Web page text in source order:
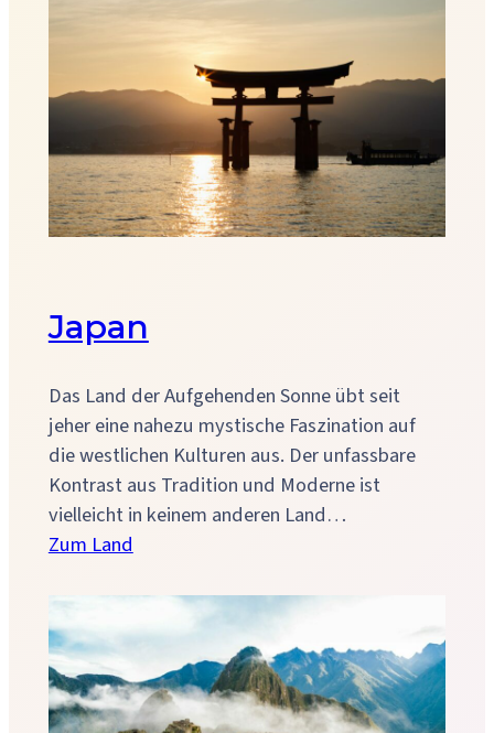
Japan
Das Land der Aufgehenden Sonne übt seit
jeher eine nahezu mystische Faszination auf
die westlichen Kulturen aus. Der unfassbare
Kontrast aus Tradition und Moderne ist
vielleicht in keinem anderen Land…
Zum Land